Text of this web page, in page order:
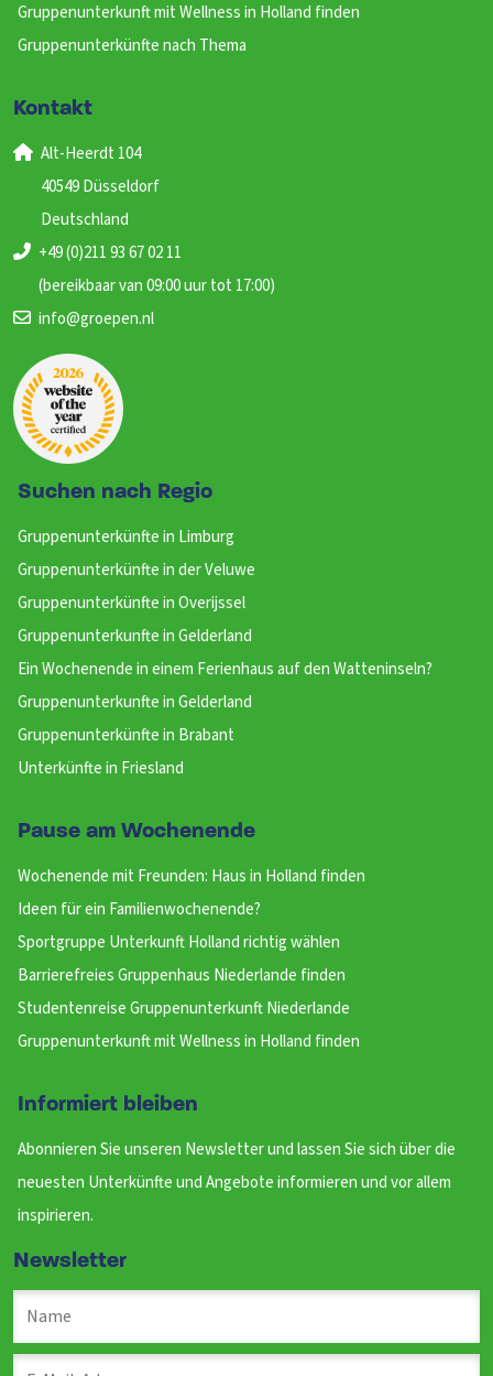
Gruppenunterkunft mit Wellness in Holland finden
Gruppenunterkünfte nach Thema
Kontakt
Alt-Heerdt 104
40549 Düsseldorf
Deutschland
+49 (0)211 93 67 02 11
(bereikbaar van 09:00 uur tot 17:00)
info@groepen.nl
Suchen nach Regio
Gruppenunterkünfte in Limburg
Gruppenunterkünfte in der Veluwe
Gruppenunterkünfte in Overijssel
Gruppenunterkunfte in Gelderland
Ein Wochenende in einem Ferienhaus auf den Watteninseln?
Gruppenunterkunfte in Gelderland
Gruppenunterkünfte in Brabant
Unterkünfte in Friesland
Pause am Wochenende
Wochenende mit Freunden: Haus in Holland finden
Ideen für ein Familienwochenende?
Sportgruppe Unterkunft Holland richtig wählen
Barrierefreies Gruppenhaus Niederlande finden
Studentenreise Gruppenunterkunft Niederlande
Gruppenunterkunft mit Wellness in Holland finden
Informiert bleiben
Abonnieren Sie unseren Newsletter und lassen Sie sich über die
neuesten Unterkünfte und Angebote informieren und vor allem
inspirieren.
Newsletter